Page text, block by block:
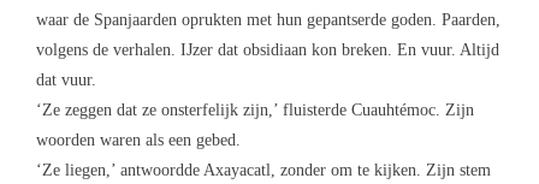
waar de Spanjaarden oprukten met hun gepantserde goden. Paarden,
volgens de verhalen. IJzer dat obsidiaan kon breken. En vuur. Altijd
dat vuur.
‘Ze zeggen dat ze onsterfelijk zijn,’ fluisterde Cuauhtémoc. Zijn
woorden waren als een gebed.
‘Ze liegen,’ antwoordde Axayacatl, zonder om te kijken. Zijn stem